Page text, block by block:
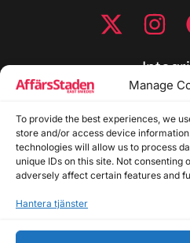
Manage
To provide the best experiences, we
store and/or access device
technologies will allow us to process
unique IDs on this site. Not
adversely affect certain features and
Hantera tjänster